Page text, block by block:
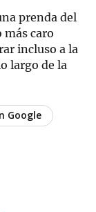
prenda del
más caro
incluso a la
largo de la
Google